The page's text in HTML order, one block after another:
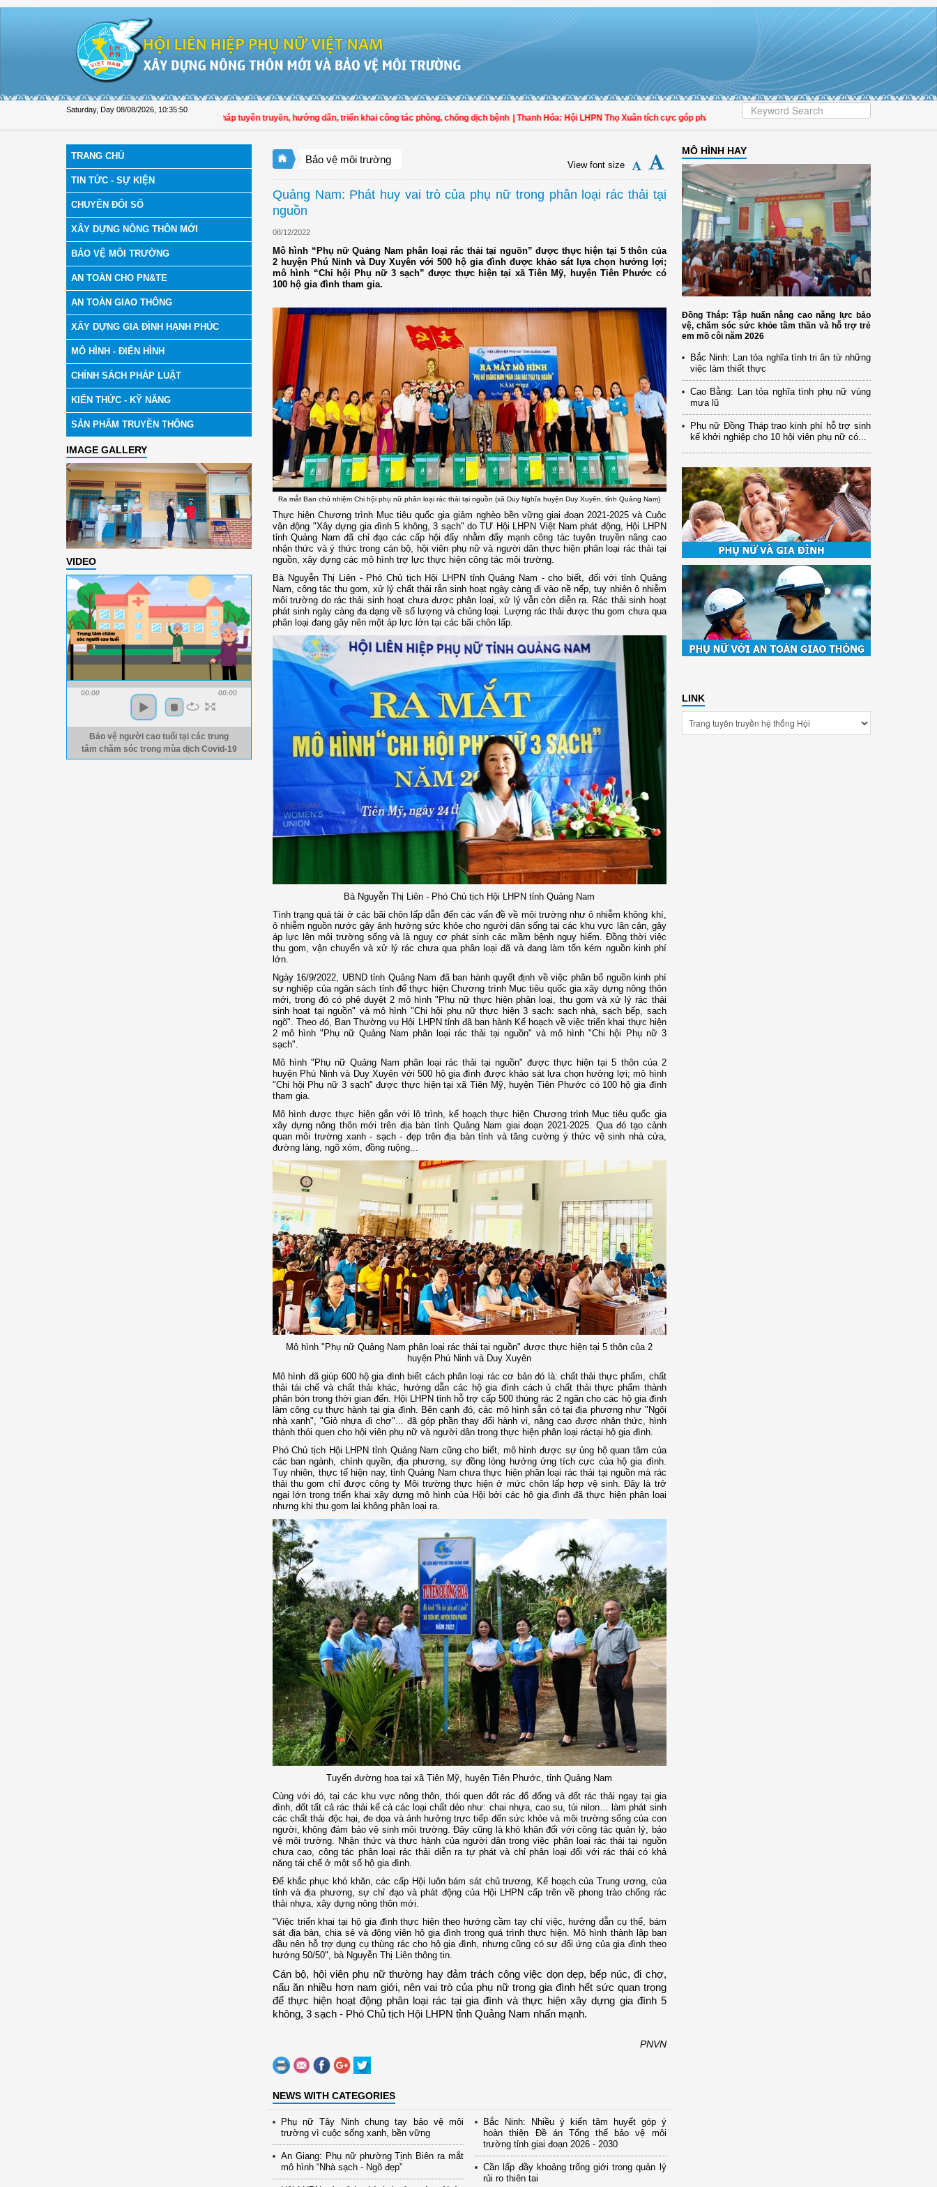
Saturday, Day 08/08/2026 10:35:51
Hội LHPN tỉnh Đồng Tháp tuyên truyền, hướng dẫn, triển khai công tác phòng, chống dịch bệnh | Thanh Hóa: Hội LHPN Thọ Xuân tích cực góp phần nâng cao tỷ lệ người dân tham gia bảo hiểm y tế
TRANG CHỦ
TIN TỨC - SỰ KIỆN
CHUYỂN ĐỔI SỐ
XÂY DỰNG NÔNG THÔN MỚI
BẢO VỆ MÔI TRƯỜNG
AN TOÀN CHO PN&TE
AN TOÀN GIAO THÔNG
XÂY DỰNG GIA ĐÌNH HẠNH PHÚC
MÔ HÌNH - ĐIỂN HÌNH
CHÍNH SÁCH PHÁP LUẬT
KIẾN THỨC - KỸ NĂNG
SẢN PHẨM TRUYỀN THÔNG
IMAGE GALLERY
VIDEO
00:00 00:00
Bảo vệ người cao tuổi tại các trung
tâm chăm sóc trong mùa dịch Covid-19
Bảo vệ môi trường View font size
Quảng Nam: Phát huy vai trò của phụ nữ trong phân loại rác thải tại
nguồn
08/12/2022
Mô hình “Phụ nữ Quảng Nam phân loại rác thải tại nguồn” được thực hiện tại 5 thôn của
2 huyện Phú Ninh và Duy Xuyên với 500 hộ gia đình được khảo sát lựa chọn hưởng lợi;
mô hình “Chi hội Phụ nữ 3 sạch” được thực hiện tại xã Tiên Mỹ, huyện Tiên Phước có
100 hộ gia đình tham gia.
Ra mắt Ban chủ nhiệm Chi hội phụ nữ phân loại rác thải tại nguồn (xã Duy Nghĩa huyện Duy Xuyên, tỉnh Quảng Nam)
Thực hiện Chương trình Mục tiêu quốc gia giảm nghèo bền vững giai đoạn 2021-2025 và Cuộc
vận động "Xây dựng gia đình 5 không, 3 sạch" do TƯ Hội LHPN Việt Nam phát động, Hội LHPN
tỉnh Quảng Nam đã chỉ đạo các cấp hội đẩy nhằm đẩy mạnh công tác tuyên truyền nâng cao
nhận thức và ý thức trong cán bộ, hội viên phụ nữ và người dân thực hiện phân loại rác thải tại
nguồn, xây dựng các mô hình trợ lực thực hiện công tác môi trường.
Bà Nguyễn Thị Liên - Phó Chủ tịch Hội LHPN tỉnh Quảng Nam - cho biết, đối với tỉnh Quảng
Nam, công tác thu gom, xử lý chất thải rắn sinh hoạt ngày càng đi vào nề nếp, tuy nhiên ô nhiễm
môi trường do rác thải sinh hoạt chưa được phân loại, xử lý vẫn còn diễn ra. Rác thải sinh hoạt
phát sinh ngày càng đa dạng về số lượng và chủng loại. Lượng rác thải được thu gom chưa qua
phân loại đang gây nên một áp lực lớn tại các bãi chôn lấp.
Bà Nguyễn Thị Liên - Phó Chủ tịch Hội LHPN tỉnh Quảng Nam
Tình trạng quá tải ở các bãi chôn lấp dẫn đến các vấn đề về môi trường như ô nhiễm không khí,
ô nhiễm nguồn nước gây ảnh hưởng sức khỏe cho người dân sống tại các khu vực lân cận, gây
áp lực lên môi trường sống và là nguy cơ phát sinh các mầm bệnh nguy hiểm. Đồng thời việc
thu gom, vận chuyển và xử lý rác chưa qua phân loại đã và đang làm tốn kém nguồn kinh phí
lớn.
Ngày 16/9/2022, UBND tỉnh Quảng Nam đã ban hành quyết định về việc phân bổ nguồn kinh phí
sự nghiệp của ngân sách tỉnh để thực hiện Chương trình Mục tiêu quốc gia xây dựng nông thôn
mới, trong đó có phê duyệt 2 mô hình "Phụ nữ thực hiện phân loại, thu gom và xử lý rác thải
sinh hoạt tại nguồn" và mô hình "Chi hội phụ nữ thực hiện 3 sạch: sạch nhà, sạch bếp, sạch
ngõ". Theo đó, Ban Thường vụ Hội LHPN tỉnh đã ban hành Kế hoạch về việc triển khai thực hiện
2 mô hình "Phụ nữ Quảng Nam phân loại rác thải tại nguồn" và mô hình "Chi hội Phụ nữ 3
sạch".
Mô hình "Phụ nữ Quảng Nam phân loại rác thải tại nguồn" được thực hiện tại 5 thôn của 2
huyện Phú Ninh và Duy Xuyên với 500 hộ gia đình được khảo sát lựa chọn hưởng lợi; mô hình
"Chi hội Phụ nữ 3 sạch" được thực hiện tại xã Tiên Mỹ, huyện Tiên Phước có 100 hộ gia đình
tham gia.
Mô hình được thực hiện gắn với lộ trình, kế hoạch thực hiện Chương trình Mục tiêu quốc gia
xây dựng nông thôn mới trên địa bàn tỉnh Quảng Nam giai đoạn 2021-2025. Qua đó tạo cảnh
quan môi trường xanh - sạch - đẹp trên địa bàn tỉnh và tăng cường ý thức vệ sinh nhà cửa,
đường làng, ngõ xóm, đồng ruộng...
Mô hình "Phụ nữ Quảng Nam phân loại rác thải tại nguồn" được thực hiện tại 5 thôn của 2
huyện Phú Ninh và Duy Xuyên
Mô hình đã giúp 600 hộ gia đình biết cách phân loại rác cơ bản đó là: chất thải thực phẩm, chất
thải tái chế và chất thải khác, hướng dẫn các hộ gia đình cách ủ chất thải thực phẩm thành
phân bón trong thời gian đến. Hội LHPN tỉnh hỗ trợ cấp 500 thùng rác 2 ngăn cho các hộ gia đình
làm công cụ thực hành tại gia đình. Bên cạnh đó, các mô hình sẵn có tại địa phương như "Ngôi
nhà xanh", "Giỏ nhựa đi chợ"... đã góp phần thay đổi hành vi, nâng cao được nhận thức, hình
thành thói quen cho hội viên phụ nữ và người dân trong thực hiện phân loại ráctại hộ gia đình.
Phó Chủ tịch Hội LHPN tỉnh Quảng Nam cũng cho biết, mô hình được sự ủng hộ quan tâm của
các ban ngành, chính quyền, địa phương, sự đồng lòng hưởng ứng tích cực của hộ gia đình.
Tuy nhiên, thực tế hiện nay, tỉnh Quảng Nam chưa thực hiện phân loại rác thải tại nguồn mà rác
thải thu gom chỉ được công ty Môi trường thực hiện ở mức chôn lấp hợp vệ sinh. Đây là trở
ngại lớn trong triển khai xây dựng mô hình của Hội bởi các hộ gia đình đã thực hiện phân loại
nhưng khi thu gom lại không phân loại ra.
Tuyến đường hoa tại xã Tiên Mỹ, huyện Tiên Phước, tỉnh Quảng Nam
Cùng với đó, tại các khu vực nông thôn, thói quen đốt rác đổ đống và đốt rác thải ngay tại gia
đình, đốt tất cả rác thải kể cả các loại chất dẻo như: chai nhựa, cao su, túi nilon… làm phát sinh
các chất thải độc hại, đe dọa và ảnh hưởng trực tiếp đến sức khỏe và môi trường sống của con
người, không đảm bảo vệ sinh môi trường. Đây cũng là khó khăn đối với công tác quản lý, bảo
vệ môi trường. Nhận thức và thực hành của người dân trong việc phân loại rác thải tại nguồn
chưa cao, công tác phân loại rác thải diễn ra tự phát và chỉ phân loại đối với rác thải có khả
năng tái chế ở một số hộ gia đình.
Để khắc phục khó khăn, các cấp Hội luôn bám sát chủ trương, Kế hoạch của Trung ương, của
tỉnh và địa phương, sự chỉ đạo và phát động của Hội LHPN cấp trên về phong trào chống rác
thải nhựa, xây dựng nông thôn mới.
"Việc triển khai tại hộ gia đình thực hiện theo hướng cầm tay chỉ việc, hướng dẫn cụ thể, bám
sát địa bàn, chia sẻ và động viên hộ gia đình trong quá trình thực hiện. Mô hình thành lập ban
đầu nên hỗ trợ dụng cụ thùng rác cho hộ gia đình, nhưng cũng có sự đối ứng của gia đình theo
hướng 50/50", bà Nguyễn Thị Liên thông tin.
Cán bộ, hội viên phụ nữ thường hay đảm trách công việc dọn dẹp, bếp núc, đi chợ,
nấu ăn nhiều hơn nam giới, nên vai trò của phụ nữ trong gia đình hết sức quan trọng
để thực hiện hoạt động phân loại rác tại gia đình và thực hiện xây dựng gia đình 5
không, 3 sạch - Phó Chủ tịch Hội LHPN tỉnh Quảng Nam nhấn mạnh.
PNVN
NEWS WITH CATEGORIES
Phụ nữ Tây Ninh chung tay bảo vệ môi
trường vì cuộc sống xanh, bền vững
An Giang: Phụ nữ phường Tịnh Biên ra mắt
mô hình “Nhà sạch - Ngõ đẹp”
Bắc Ninh: Nhiều ý kiến tâm huyết góp ý
hoàn thiện Đề án Tổng thể bảo vệ môi
trường tỉnh giai đoạn 2026 - 2030
Cần lấp đầy khoảng trống giới trong quản lý
rủi ro thiên tai
MÔ HÌNH HAY
Đồng Tháp: Tập huấn nâng cao năng lực bảo
vệ, chăm sóc sức khỏe tâm thần và hỗ trợ trẻ
em mồ côi năm 2026
Bắc Ninh: Lan tỏa nghĩa tình tri ân từ những
việc làm thiết thực
Cao Bằng: Lan tỏa nghĩa tình phụ nữ vùng
mưa lũ
Phụ nữ Đồng Tháp trao kinh phí hỗ trợ sinh
kế khởi nghiệp cho 10 hội viên phụ nữ có...
LINK